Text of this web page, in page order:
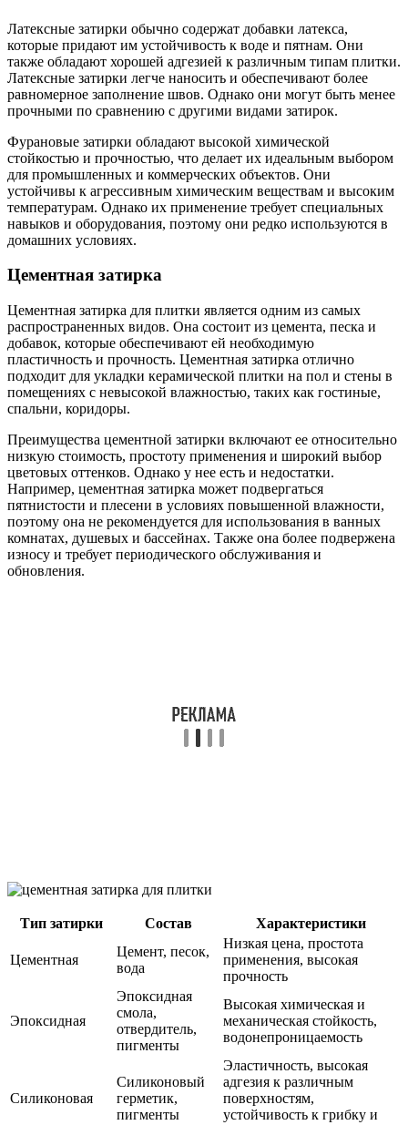
Латексные затирки обычно содержат добавки латекса,
которые придают им устойчивость к воде и пятнам. Они
также обладают хорошей адгезией к различным типам плитки.
Латексные затирки легче наносить и обеспечивают более
равномерное заполнение швов. Однако они могут быть менее
прочными по сравнению с другими видами затирок.
Фурановые затирки обладают высокой химической
стойкостью и прочностью, что делает их идеальным выбором
для промышленных и коммерческих объектов. Они
устойчивы к агрессивным химическим веществам и высоким
температурам. Однако их применение требует специальных
навыков и оборудования, поэтому они редко используются в
домашних условиях.
Цементная затирка
Цементная затирка для плитки является одним из самых
распространенных видов. Она состоит из цемента, песка и
добавок, которые обеспечивают ей необходимую
пластичность и прочность. Цементная затирка отлично
подходит для укладки керамической плитки на пол и стены в
помещениях с невысокой влажностью, таких как гостиные,
спальни, коридоры.
Преимущества цементной затирки включают ее относительно
низкую стоимость, простоту применения и широкий выбор
цветовых оттенков. Однако у нее есть и недостатки.
Например, цементная затирка может подвергаться
пятнистости и плесени в условиях повышенной влажности,
поэтому она не рекомендуется для использования в ванных
комнатах, душевых и бассейнах. Также она более подвержена
износу и требует периодического обслуживания и
обновления.
Тип затирки Состав Характеристики
Цементная
Цемент, песок,
вода
Низкая цена, простота
применения, высокая
прочность
Эпоксидная
Эпоксидная
смола,
отвердитель,
пигменты
Высокая химическая и
механическая стойкость,
водонепроницаемость
Силиконовая
Силиконовый
герметик,
пигменты
Эластичность, высокая
адгезия к различным
поверхностям,
устойчивость к грибку и